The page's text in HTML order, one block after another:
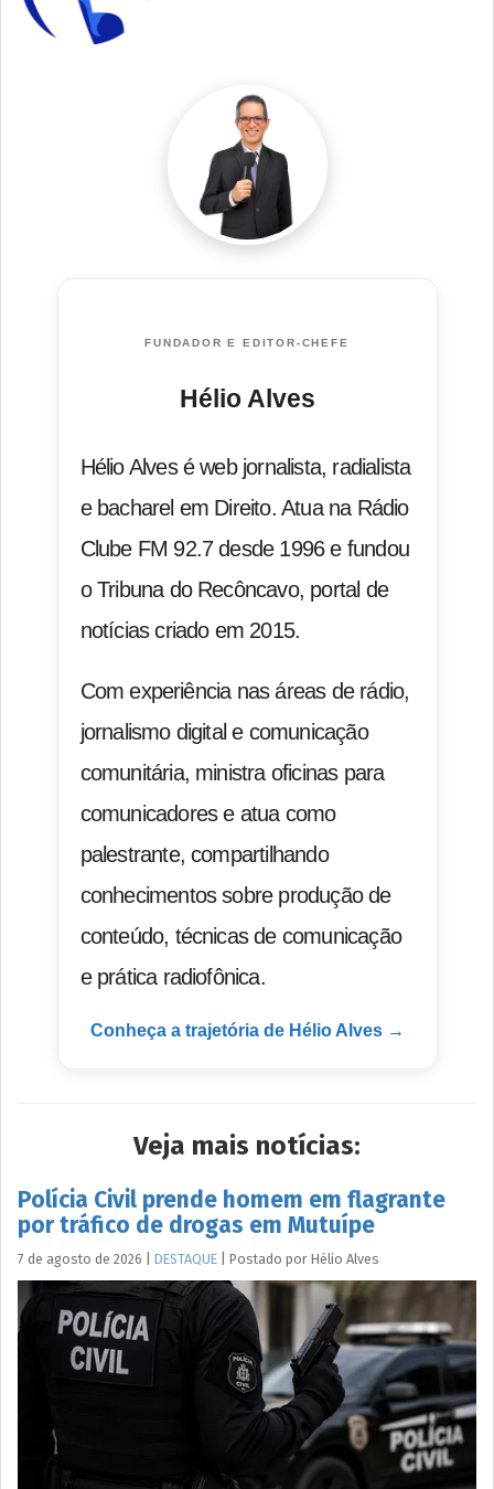
FUNDADOR E EDITOR-CHEFE
Hélio Alves
Hélio Alves é web jornalista, radialista
e bacharel em Direito. Atua na Rádio
Clube FM 92.7 desde 1996 e fundou
o Tribuna do Recôncavo, portal de
notícias criado em 2015.
Com experiência nas áreas de rádio,
jornalismo digital e comunicação
comunitária, ministra oficinas para
comunicadores e atua como
palestrante, compartilhando
conhecimentos sobre produção de
conteúdo, técnicas de comunicação
e prática radiofônica.
Conheça a trajetória de Hélio Alves →
Veja mais notícias:
Polícia Civil prende homem em flagrante
por tráfico de drogas em Mutuípe
7 de agosto de 2026 DESTAQUE Postado por Hélio Alves